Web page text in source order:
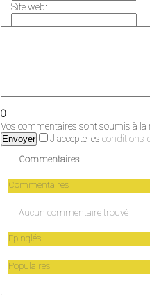
Site web:
0
Vos commentaires sont soumis à
Envoyer J'accepte les conditions
Commentaires
Commentaires
Aucun commentaire trouvé
Epinglés
Populaires